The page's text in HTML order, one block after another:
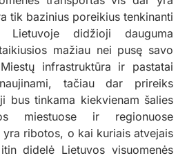
tik bazinius poreikius tenkinanti
didžioji dauguma
mažiau nei pusę savo
infrastruktūra ir pastatai
tačiau dar prireiks
bus tinkama kiekvienam šalies
miestuose ir regionuose
ribotos, o kai kuriais atvejais
didelė Lietuvos visuomenės